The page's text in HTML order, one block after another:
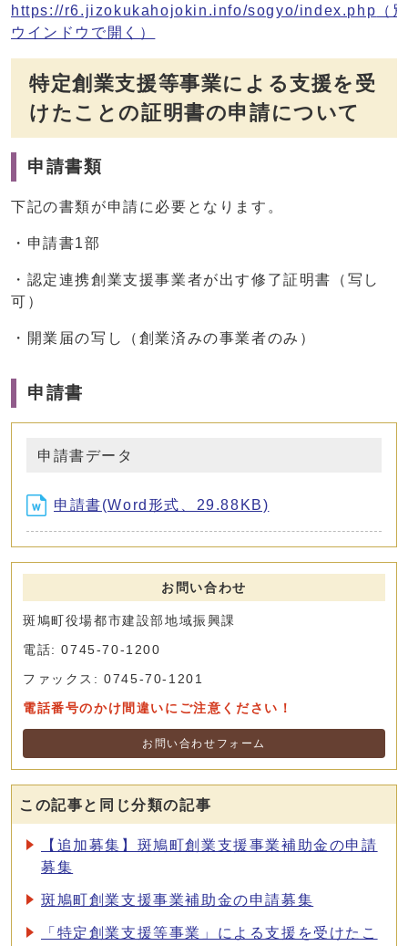
https://r6.jizokukahojokin.info/sogyo/index.php （別
ウインドウで開く）
特定創業支援等事業による支援を受
けたことの証明書の申請について
申請書類
下記の書類が申請に必要となります。
・申請書1部
・認定連携創業支援事業者が出す修了証明書（写し
可）
・開業届の写し（創業済みの事業者のみ）
申請書
申請書データ
申請書(Word形式、29.88KB)
お問い合わせ
斑鳩町役場都市建設部地域振興課
電話: 0745-70-1200
ファックス: 0745-70-1201
電話番号のかけ間違いにご注意ください！
お問い合わせフォーム
この記事と同じ分類の記事
【追加募集】斑鳩町創業支援事業補助金の申請
募集
斑鳩町創業支援事業補助金の申請募集
「特定創業支援等事業」による支援を受けたこ